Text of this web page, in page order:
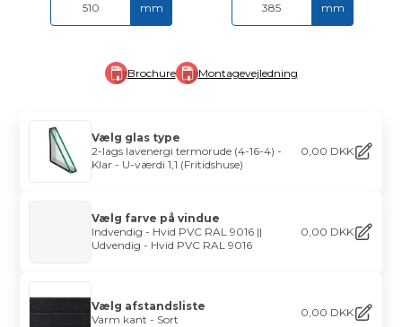
mm mm
Brochure Montagevejledning
Vælg glas type
2-lags lavenergi termorude (4-16-4) -
Klar - U-værdi 1,1 (Fritidshuse)
0,00 DKK
Vælg farve på vindue
Indvendig - Hvid PVC RAL 9016 ||
Udvendig - Hvid PVC RAL 9016
0,00 DKK
Vælg afstandsliste
Varm kant - Sort
0,00 DKK